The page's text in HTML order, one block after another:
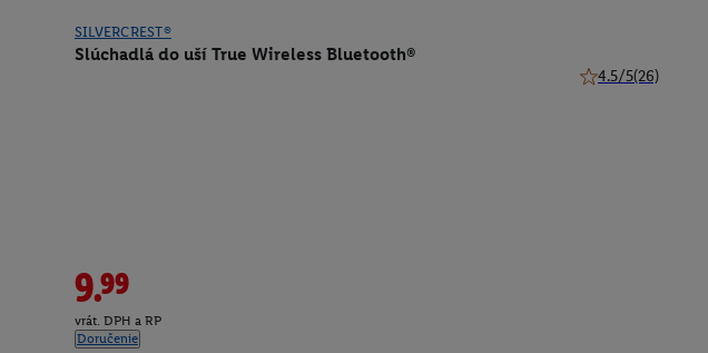
SILVERCREST®
Slúchadlá do uší True Wireless Bluetooth®
4.5/5(26)
9.99
vrát. DPH a RP
Doručenie